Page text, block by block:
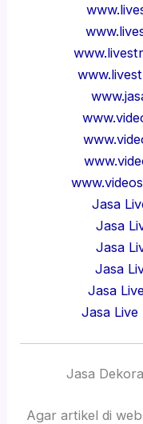
Jasa
Jasa
Jasa
Jasa
Jasa
Jasa
Jasa
Agar artikel di